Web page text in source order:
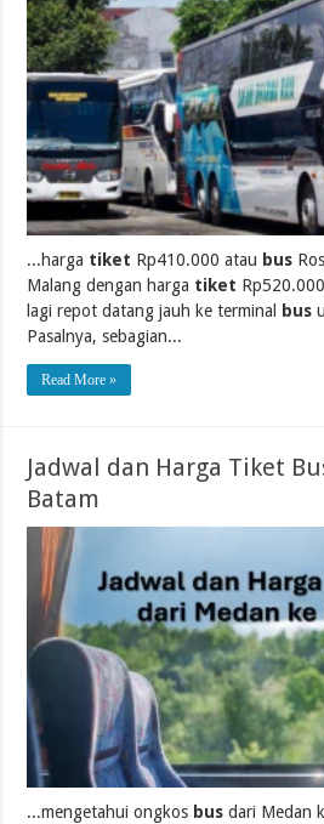
...harga tiket Rp410.000 atau bus
Malang dengan harga tiket
lagi repot datang jauh ke terminal
bus
Pasalnya, sebagian...
Read More »
Jadwal dan Harga Tiket
Batam
...mengetahui ongkos bus dari Medan